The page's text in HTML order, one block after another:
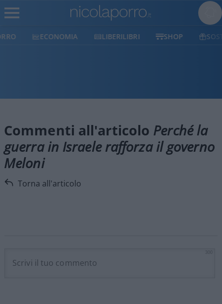
ECONOMIA LIBERILIBRI SHOP SOSTIENICI
Commenti all'articolo Perché la
guerra in Israele rafforza il governo
Meloni
Torna all'articolo